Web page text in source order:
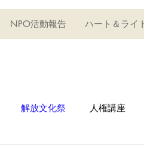
NPO活動報告 ハート＆ライ
解放文化祭 人権講座